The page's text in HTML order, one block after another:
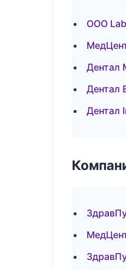
ООО
Дентал
Дентал
Дентал